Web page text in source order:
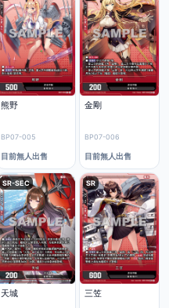
熊野
BP07-005
目前無人出售
金剛
BP07-006
目前無人出售
SR-SEC
天城
SR
三笠